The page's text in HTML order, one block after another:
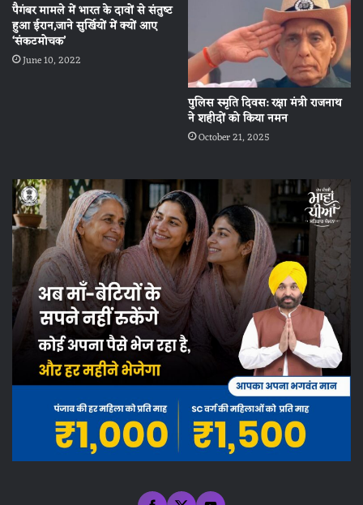
पैगंबर मामले में भारत के दावों से संतुष्‍ट
हुआ ईरान,जाने सुर्खियों में क्‍यों आए
‘संकटमोचक’
June 10, 2022
पुलिस स्मृति दिवस: रक्षा मंत्री राजनाथ
ने शहीदों को किया नमन
October 21, 2025